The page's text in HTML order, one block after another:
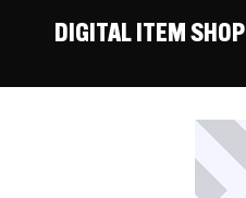
DIGITAL ITEM SHOP